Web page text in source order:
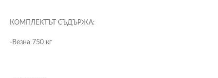
КОМПЛЕКТЪТ СЪДЪРЖА:
-Везна 750 кг